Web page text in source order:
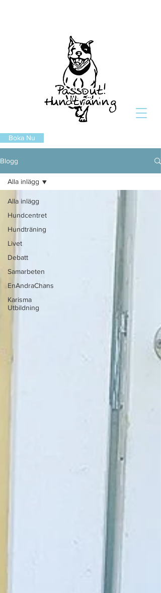
Boka Nu
Blogg
Alla inlägg
Hundcentret
Hundträning
Livet
Debatt
Samarbeten
EnAndraChans
Karisma
Utbildning
Alla inlägg